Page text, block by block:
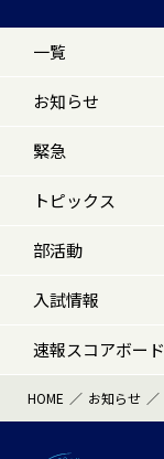
一覧
お知らせ
緊急
トピックス
部活動
入試情報
速報スコアボード
HOME お知らせ